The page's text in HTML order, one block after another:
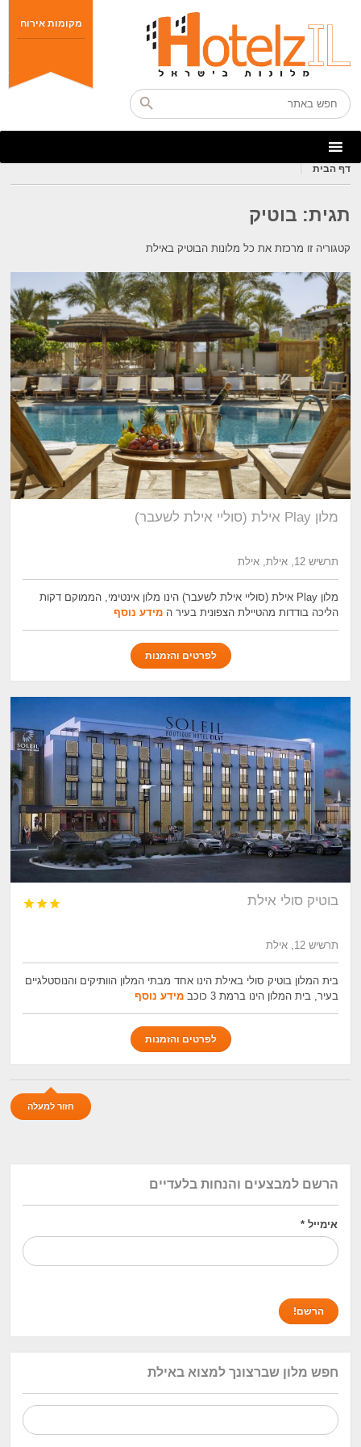
מקומות אירוח
דף הבית
תגית: בוטיק
קטגוריה זו מרכזת את כל מלונות הבוטיק באילת
מלון Play אילת (סוליי אילת לשעבר)
תרשיש 12, אילת, אילת
מלון Play אילת (סוליי אילת לשעבר) הינו מלון אינטימי, הממוקם דקות
הליכה בודדות מהטיילת הצפונית בעיר המידע נוסף
לפרטים והזמנות
בוטיק סולי אילת 


תרשיש 12, אילת
בית המלון בוטיק סולי באילת הינו אחד מבתי המלון הוותיקים והנוסטלגיים
בעיר, בית המלון הינו ברמת 3 כוכב
מידע נוסף
לפרטים והזמנות
חזור למעלה
הרשם למבצעים והנחות בלעדיים
אימייל*
חפש מלון שברצונך למצוא באילת
חיפוש: